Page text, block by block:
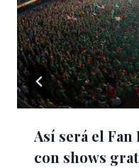
Así será el
con shows